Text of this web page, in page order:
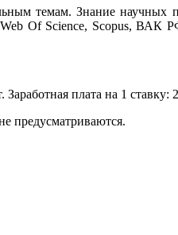
темам. Знание научных
Of Science, Scopus,
плата на 1 ставку:
предусматриваются.